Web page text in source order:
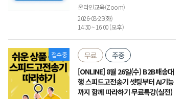
온라인교육(Zoom)
2026-08-25(화)
14:30 ~ 16:00 (오후)
접수중 무료
주중
[ONLINE] 8월 26일(수) B2B배송대
행 스피드고전송기 셋팅부터 AI기능
까지 함께 따라하기 무료특강(실전)